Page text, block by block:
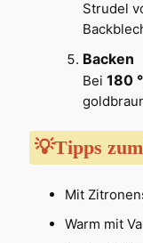
Strudel
Backen
Bei 180
💡Tipps
Mit
Warm mit